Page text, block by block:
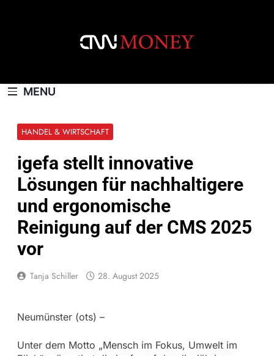
MENU
HANDEL & WIRTSCHAFT
igefa stellt innovative
Lösungen für nachhaltigere
und ergonomische
Reinigung auf der CMS 2025
vor
Tanja Schiller 28. August 2025
Neumünster (ots) –
Unter dem Motto „Mensch im Fokus, Umwelt im